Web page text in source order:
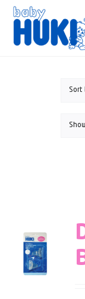
Skip
content
Sort